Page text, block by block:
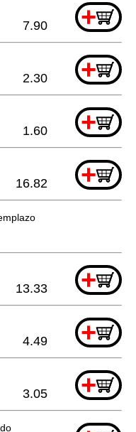
+
7.90
+
2.30
+
1.60
+
16.82
+
13.33
+
4.49
+
3.05